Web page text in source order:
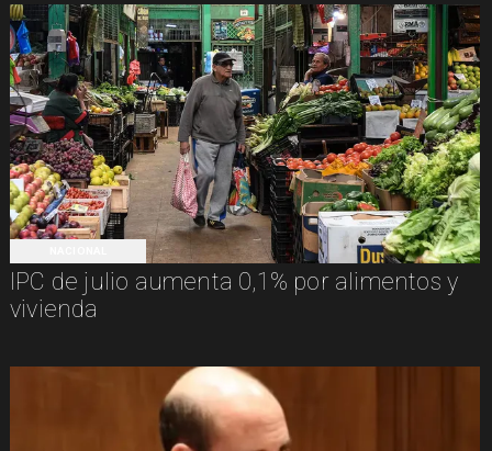
IPC de julio aumenta 0,1% por alimentos y
vivienda